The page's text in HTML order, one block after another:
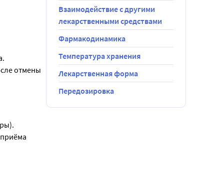
АРА II,
если
мг).
оболочки
отмены
и
Взаимодействие с другими
лекарственными средствами
Фармакодинамика
Температура хранения
Лекарственная форма
Передозировка